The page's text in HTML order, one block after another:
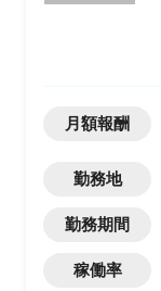
月額報酬
勤務地
勤務期間
稼働率